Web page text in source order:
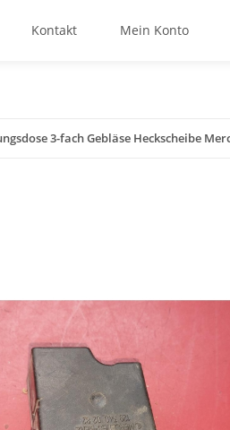
Kontakt Mein Konto
3-fach Gebläse Heckscheibe